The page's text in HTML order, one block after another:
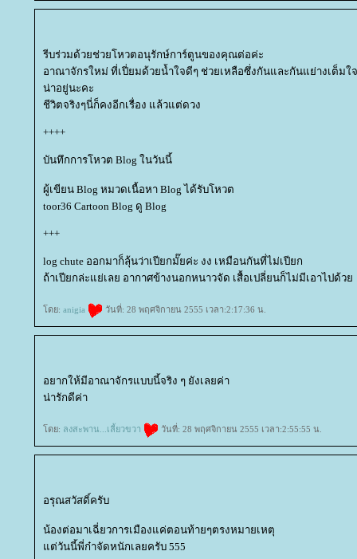
รีบร่วมด้วยช่วยโหวตอนุรักษ์การ์ตูนของคุณต่อค่ะ
อาณาจักรใหม่ ที่เปี่ยมด้วยน้ำใจดีๆ ช่วยเหลือซึ่งกันและกันแย่างเต็มใจ
น่าอยู่นะคะ
ชีวิตจริงๆนี่ก็คงอีกเรื่อง แล้วแต่ดวง
++++
บันทึกการโหวต Blog ในวันนี้
ผู้เขียน Blog หมวดเนื้อหา Blog ได้รับโหวต
toor36 Cartoon Blog ดู Blog
+++
log chute ออกมาก็ลุ้นว่าเปียกมั๊ยค่ะ งง เหมือนกันที่ไม่เปียก
ถ้าเปียกล่ะแย่เลย อากาศข้างนอกหนาวจัด เสื้อเปลี่ยนก็ไม่มีเอาไปด้ว
ดย: anigia วันที่: 28 พฤศจิกายน 2555 เวลา:2:17:36 น.
อยากให้มีอาณาจักรแบบนี้จริง ๆ ยังเลยค่า
น่ารักดีค่า
ดย: ลงสะพาน...เลี้ยวขวา วันที่: 28 พฤศจิกายน 2555 เวลา:2:55:55 น.
อรุณสวัสดิ์ครับ
น้องต่อมาเฉี่ยวการเมืองแค่ตอนท้ายๆตรงหมายเหตุ
ต่วันนี้พี่ก๋าจัดหนักเลยครับ 555